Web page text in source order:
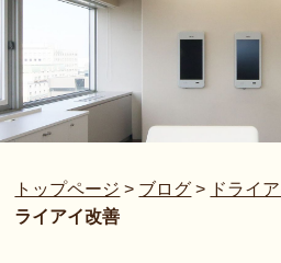
トップページ > ブログ > ドライ
ライアイ改善